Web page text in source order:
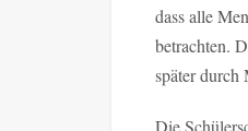
dass alle
betrachten.
später
Die